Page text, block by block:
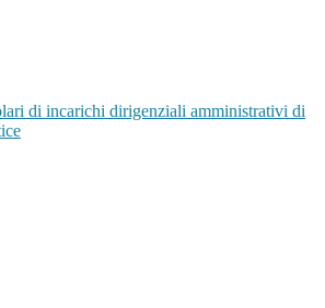
di incarichi dirigenziali amministrativi di